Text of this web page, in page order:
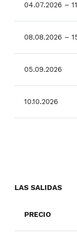
04.07.2026 –
08.08.2026 –
05.09.2026
10.10.2026
PRECIOS
LAS SALIDAS
PRECIO